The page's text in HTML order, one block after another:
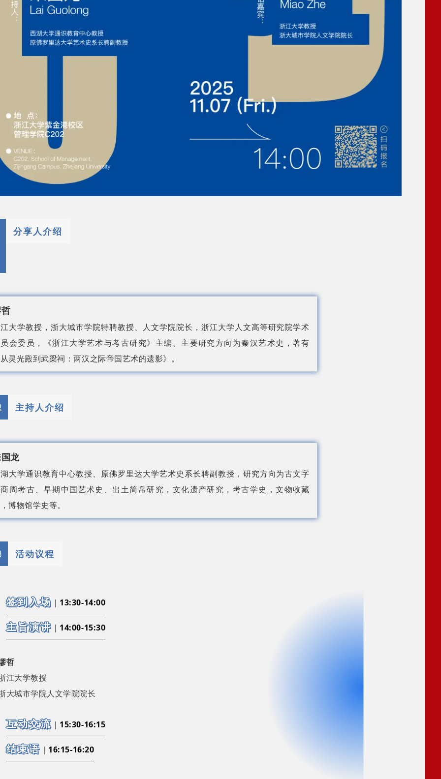
分享人介绍
大学教授，浙大城市学院特聘教授、人文学院院长，浙江大学人文高等研究院学术
会委员，《浙江大学艺术与考古研究》主编。主要研究方向为秦汉艺术史，著有
灵光殿到武梁祠：两汉之际帝国艺术的遗影》。
主持人介绍
龙
大学通识教育中心教授、原佛罗里达大学艺术史系长聘副教授 ，研究方向为古文字
周考古、早期中国艺术史、出土简帛研究，文化遗产研究，考古学史，文物收藏
博物馆学史等。
活动议程
签到入场 ｜ 13:30-14:00
主旨演讲 ｜ 14:00-15:30
哲
江大学教授
大城市学院人文学院院长
互动交流｜ 15:30-16:15
结束语｜ 16:15-16:20